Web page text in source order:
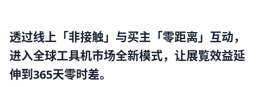
透过线上「非接触」与买主「零距离」互动，
进入全球工具机市场全新模式，让展覧效益延
伸到365天零时差。